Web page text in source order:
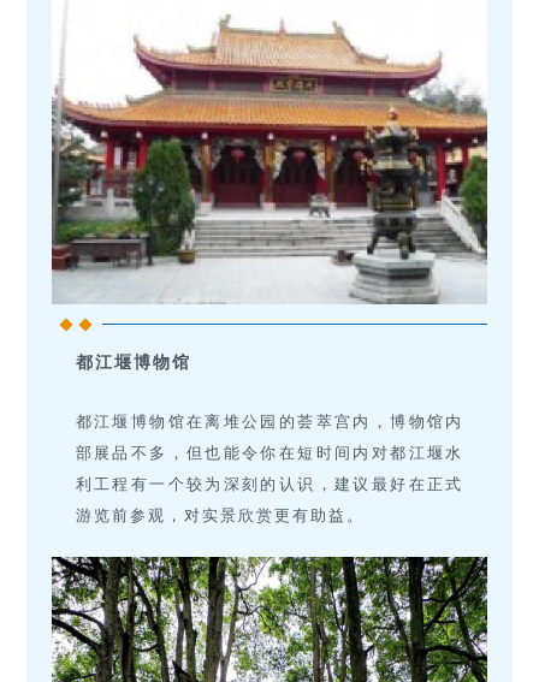
都江堰博物馆
都江堰博物馆在离堆公园的荟萃宫内，博物馆内
部展品不多，但也能令你在短时间内对都江堰水
利工程有一个较为深刻的认识，建议最好在正式
游览前参观，对实景欣赏更有助益。